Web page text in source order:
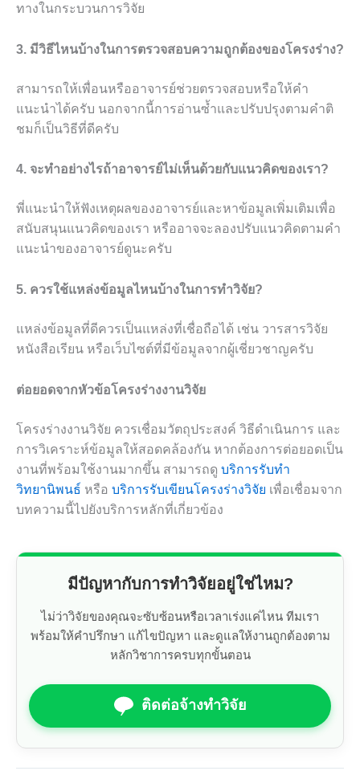
ทางในกระบวนการวิจัย
3. มีวิธีไหนบ้างในการตรวจสอบความถูกต้องของโครงร่าง?
สามารถให้เพื่อนหรืออาจารย์ช่วยตรวจสอบหรือให้คำ
แนะนำได้ครับ นอกจากนี้การอ่านซ้ำและปรับปรุงตามคำติ
ชมก็เป็นวิธีที่ดีครับ
4. จะทำอย่างไรถ้าอาจารย์ไม่เห็นด้วยกับแนวคิดของเรา?
พี่แนะนำให้ฟังเหตุผลของอาจารย์และหาข้อมูลเพิ่มเติมเพื่อ
สนับสนุนแนวคิดของเรา หรืออาจจะลองปรับแนวคิดตามคำ
แนะนำของอาจารย์ดูนะครับ
5. ควรใช้แหล่งข้อมูลไหนบ้างในการทำวิจัย?
แหล่งข้อมูลที่ดีควรเป็นแหล่งที่เชื่อถือได้ เช่น วารสารวิจัย
หนังสือเรียน หรือเว็บไซต์ที่มีข้อมูลจากผู้เชี่ยวชาญครับ
ต่อยอดจากหัวข้อโครงร่างงานวิจัย
โครงร่างงานวิจัย ควรเชื่อมวัตถุประสงค์ วิธีดำเนินการ และ
การวิเคราะห์ข้อมูลให้สอดคล้องกัน หากต้องการต่อยอดเป็น
งานที่พร้อมใช้งานมากขึ้น สามารถดู บริการรับทำ
วิทยานิพนธ์ หรือ บริการรับเขียนโครงร่างวิจัย เพื่อเชื่อมจาก
บทความนี้ไปยังบริการหลักที่เกี่ยวข้อง
มีปัญหากับการทำวิจัยอยู่ใช่ไหม?
ไม่ว่าวิจัยของคุณจะซับซ้อนหรือเวลาเร่งแค่ไหน ทีมเรา
พร้อมให้คำปรึกษา แก้ไขปัญหา และดูแลให้งานถูกต้องตาม
หลักวิชาการครบทุกขั้นตอน
ติดต่อจ้างทำวิจัย